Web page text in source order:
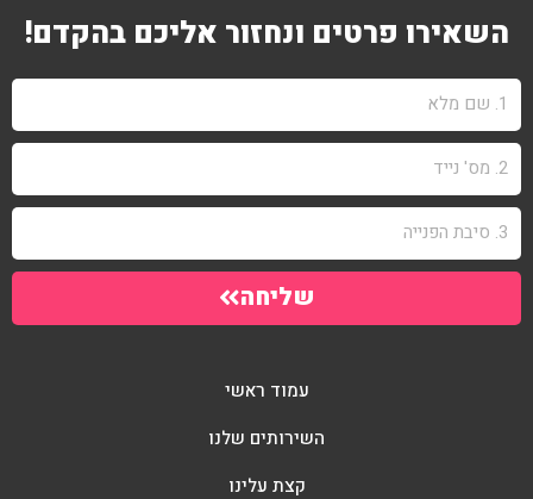
השאירו פרטים ונחזור אליכם בהקדם!
שליחה
עמוד ראשי
השירותים שלנו
קצת עלינו